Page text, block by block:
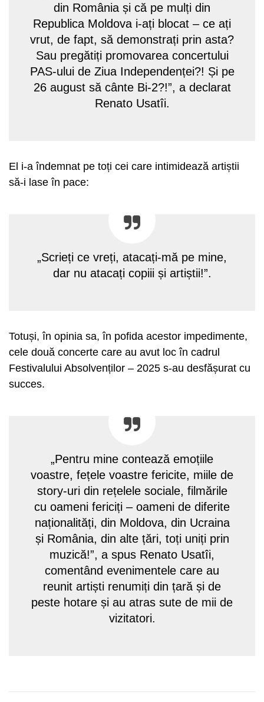
din România și că pe mulți din
Republica Moldova i-ați blocat – ce ați
vrut, de fapt, să demonstrați prin asta?
Sau pregătiți promovarea concertului
PAS-ului de Ziua Independenței?! Și pe
26 august să cânte Bi-2?!”, a declarat
Renato Usatîi.
El i-a îndemnat pe toți cei care intimidează artiștii
să-i lase în pace:
„Scrieți ce vreți, atacați-mă pe mine,
dar nu atacați copiii și artiștii!”.
Totuși, în opinia sa, în pofida acestor impedimente,
cele două concerte care au avut loc în cadrul
Festivalului Absolvenților – 2025 s-au desfășurat cu
succes.
„Pentru mine contează emoțiile
voastre, fețele voastre fericite, miile de
story-uri din rețelele sociale, filmările
cu oameni fericiți – oameni de diferite
naționalități, din Moldova, din Ucraina
și România, din alte țări, toți uniți prin
muzică!”, a spus Renato Usatîi,
comentând evenimentele care au
reunit artiști renumiți din țară și de
peste hotare și au atras sute de mii de
vizitatori.